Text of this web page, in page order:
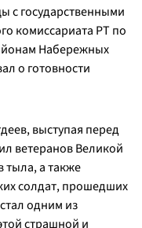
с государственными
комиссариата РТ по
Набережных
о готовности
выступая перед
ветеранов Великой
тыла, а также
солдат, прошедших
одним из
страшной и